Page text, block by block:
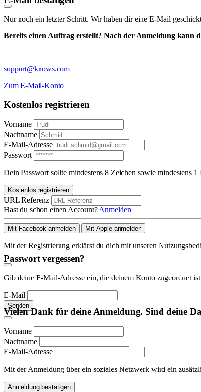
Nur noch ein letzter Schritt. Wir haben dir eine E-Mail
Bereits einen Auftrag erstellt? Nach der Anmeldung kann
support@knows.com
Zum E-Mail-Konto
Kostenlos registrieren
Vorname
Nachname
E-Mail-Adresse
Passwort
Dein Passwort sollte mindestens 8 Zeichen sowie mindestens
Kostenlos registrieren
URL Referenz
Hast du schon einen Account? Anmelden
Mit Facebook anmelden Mit Apple anmelden
Mit der Registrierung erklärst du dich mit unseren
Passwort vergessen?
Gib deine E-Mail-Adresse ein, die deinem Konto zugeordnet
E-Mail
Senden
Vielen Dank für deine Anmeldung. Sind deine
Vorname
Nachname
E-Mail-Adresse
Mit der Anmeldung über ein soziales Netzwerk wird ein
Anmeldung bestätigen